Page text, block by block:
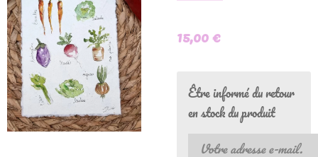
15,00 €
Être informé du retour
en stock du produit